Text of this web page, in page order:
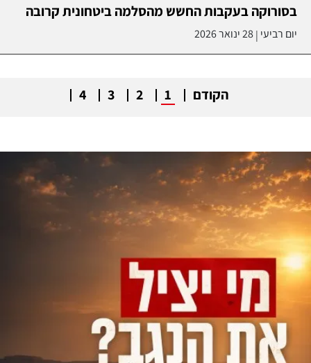
בסורוקה בעקבות החשש מהסלמה ביטחונית קרובה
יום רביעי |28 ינואר 2026
הקודם 1
2
3
4